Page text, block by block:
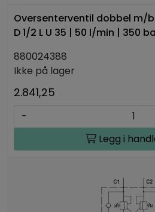
Oversenterventil dobbel m/
D 1/2 L U 35 | 50 l/min | 350
880024388
Ikke på lager
2.841,25
-
Legg i